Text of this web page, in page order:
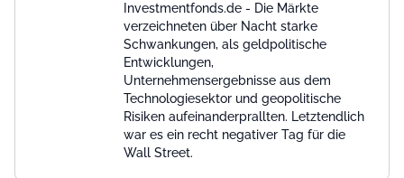
Investmentfonds.de - Die Märkte
verzeichneten über Nacht starke
Schwankungen, als geldpolitische
Entwicklungen,
Unternehmensergebnisse aus dem
Technologiesektor und geopolitische
Risiken aufeinanderprallten. Letztendlich
war es ein recht negativer Tag für die
Wall Street.